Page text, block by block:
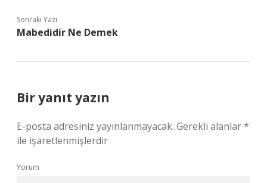
Sonraki Yazı
Mabedidir Ne Demek
Bir yanıt yazın
E-posta adresiniz yayınlanmayacak. Gerekli alanlar*
ile işaretlenmişlerdir
Yorum